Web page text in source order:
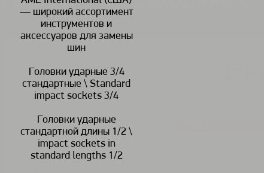
— широкий ассортимент
инструментов и
аксессуаров для замены
шин
Головки ударные 3/4
стандартные \ Standard
impact sockets 3/4
Головки ударные
стандартной длины 1/2 \
impact sockets in
standard lengths 1/2
В наличии
>